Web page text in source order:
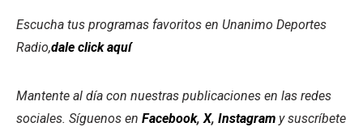
Escucha tus programas favoritos en Unanimo Deportes
Radio,dale click aquí
Mantente al día con nuestras publicaciones en las redes
sociales. Síguenos en Facebook, X, Instagram y suscríbete